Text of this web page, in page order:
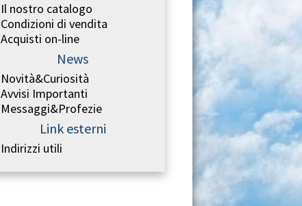
Il nostro catalogo
Condizioni di vendita
Acquisti on-line
News
Novità&Curiosità
Avvisi Importanti
Messaggi&Profezie
Link esterni
Indirizzi utili